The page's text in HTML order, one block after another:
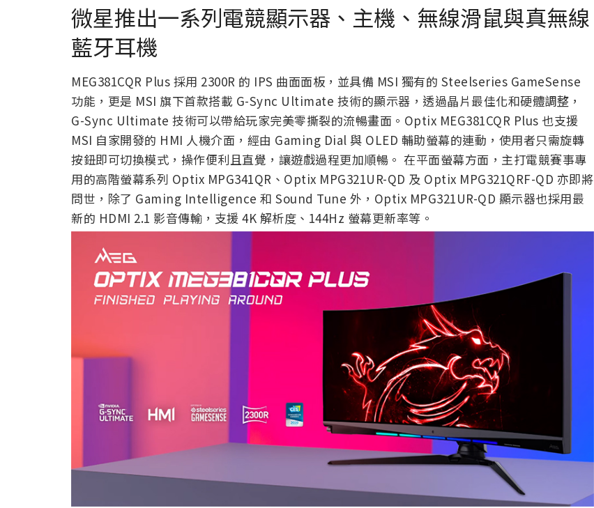
微星推出一系列電競顯示器、主機、無線滑鼠與真無線
藍牙耳機
MEG381CQR Plus 採用 2300R 的 IPS 曲面面板，並具備 MSI 獨有的 Steelseries GameSense
功能，更是 MSI 旗下首款搭載 G-Sync Ultimate 技術的顯示器，透過晶片最佳化和硬體調整，
G-Sync Ultimate 技術可以帶給玩家完美零撕裂的流暢畫面。Optix MEG381CQR Plus 也支援
MSI 自家開發的 HMI 人機介面，經由 Gaming Dial 與 OLED 輔助螢幕的連動，使用者只需旋轉
按鈕即可切換模式，操作便利且直覺，讓遊戲過程更加順暢。 在平面螢幕方面， 主打電競賽事專
用的高階螢幕系列 Optix MPG341QR、Optix MPG321UR-QD 及 Optix MPG321QRF-QD 亦即將
問世，除了 Gaming Intelligence 和 Sound Tune 外，Optix MPG321UR-QD 顯示器也採用最
新的 HDMI 2.1 影音傳輸，支援 4K 解析度、144Hz 螢幕更新率等。